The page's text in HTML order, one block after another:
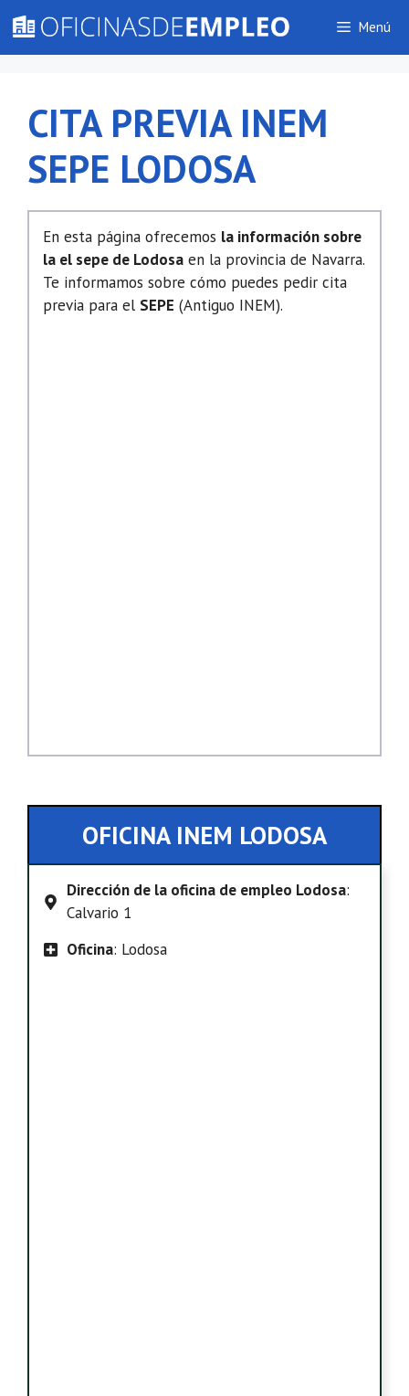
contenido
Menú
CITA PREVIA INEM
SEPE LODOSA
En esta página ofrecemos la información sobre
la el sepe de Lodosa en la provincia de Navarra.
Te informamos sobre cómo puedes pedir cita
previa para el SEPE (Antiguo INEM).
OFICINA INEM LODOSA
Dirección de la oficina de empleo Lodosa:
Calvario 1
Oficina: Lodosa